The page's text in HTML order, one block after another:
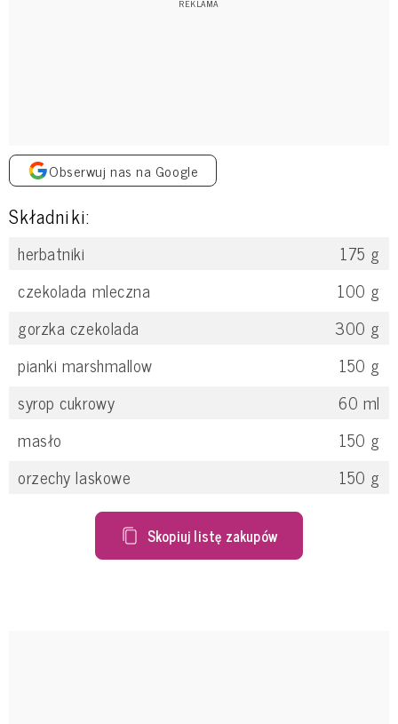
Obserwuj nas na Google
Składniki:
herbatniki 175 g
czekolada mleczna
100 g
gorzka czekolada
300 g
pianki marshmallow
150 g
syrop cukrowy
60 ml
masło
150 g
orzechy laskowe
150 g
Skopiuj listę zakupów